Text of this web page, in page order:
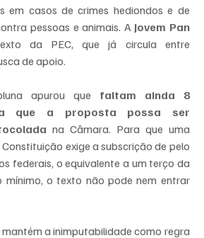
em casos de crimes hediondos e de
pessoas e animais. A Jovem Pan
da PEC, que já circula entre
de apoio.
apurou que faltam ainda 8
que a proposta possa ser
na Câmara. Para que uma
exige a subscrição de pelo
federais, o equivalente a um terço da
mínimo, o texto não pode nem entrar
a inimputabilidade como regra